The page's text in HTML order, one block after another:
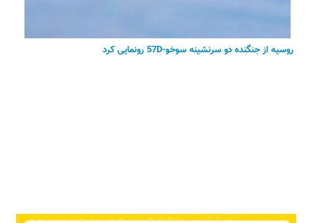
روسیه از جنگنده دو سرنشینه سوخو-57D رونمایی کرد